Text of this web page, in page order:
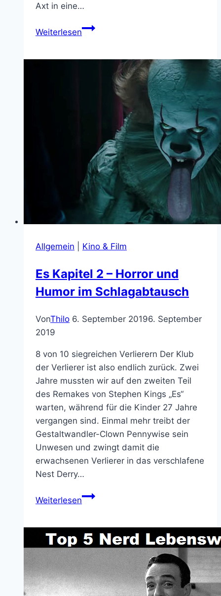
Axt in eine…
WeiterlesenNetflix‘
zwischen
Slapstick
Selbstironie
Allgemein Kino & Film
Es Kapitel 2 – Horror und
Humor im Schlagabtausch
VonThilo 6. September 20196. September
2019
8 von 10 siegreichen Verlierern Der Klub
der Verlierer ist also endlich zurück. Zwei
Jahre mussten wir auf den zweiten Teil
des Remakes von Stephen Kings „Es“
warten, während für die Kinder 27 Jahre
vergangen sind. Einmal mehr treibt der
Gestaltwandler-Clown Pennywise sein
Unwesen und zwingt damit die
erwachsenen Verlierer in das verschlafene
Nest Derry…
WeiterlesenEs
–
Horror
und
Humor
im